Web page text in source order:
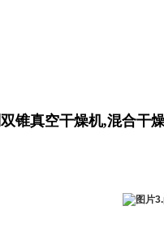
双锥真空干燥机,混合干